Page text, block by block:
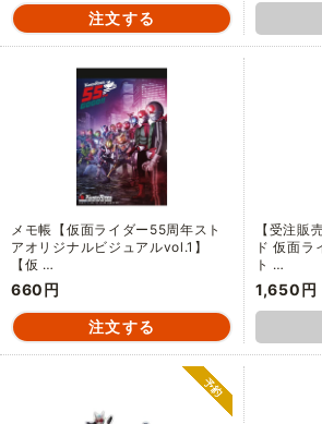
メモ帳【仮面ライダー55周年スト
アオリジナルビジュアルvol.1】
【仮 …
660円
【受注販
ド 仮面ラ
ト …
1,650円